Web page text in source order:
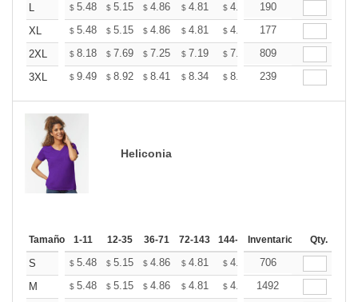
L
$ 5.48 $ 5.15 $ 4.86 $ 4.81 $ 4.73 $4.69
190
XL
$ 5.48 $ 5.15 $ 4.86 $ 4.81 $ 4.73 $4.69
177
2XL
$ 8.18 $ 7.69 $ 7.25 $ 7.19 $ 7.07 $7.01
809
3XL
$ 9.49 $ 8.92 $ 8.41 $ 8.34 $ 8.20 $8.12
239
Heliconia
Tamaño 1-11 12-35 36-71 72-143 144-287 288 + Más
Inventario Qty.
S $ 5.48 $ 5.15 $ 4.86 $ 4.81 $ 4.73 $4.69
706
M
$ 5.48 $ 5.15 $ 4.86 $ 4.81 $ 4.73 $4.69
1492